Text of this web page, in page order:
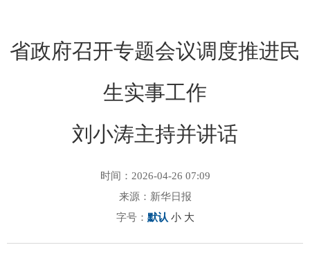
省政府召开专题会议调度推进民
生实事工作
刘小涛主持并讲话
时间：2026-04-26 07:09
来源：新华日报
字号： 默认 小 大